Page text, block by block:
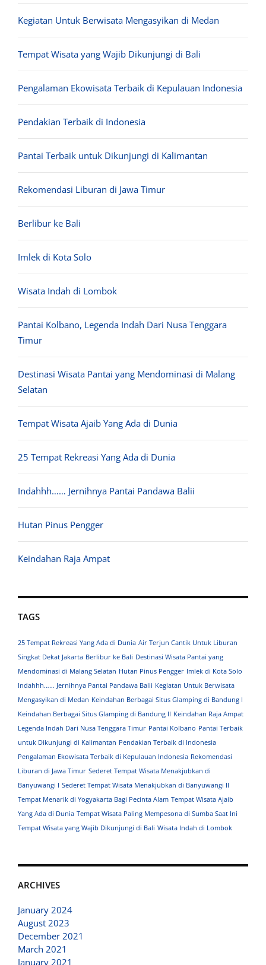
Kegiatan Untuk Berwisata Mengasyikan di Medan
Tempat Wisata yang Wajib Dikunjungi di Bali
Pengalaman Ekowisata Terbaik di Kepulauan Indonesia
Pendakian Terbaik di Indonesia
Pantai Terbaik untuk Dikunjungi di Kalimantan
Rekomendasi Liburan di Jawa Timur
Berlibur ke Bali
Imlek di Kota Solo
Wisata Indah di Lombok
Pantai Kolbano, Legenda Indah Dari Nusa Tenggara
Timur
Destinasi Wisata Pantai yang Mendominasi di Malang
Selatan
Tempat Wisata Ajaib Yang Ada di Dunia
25 Tempat Rekreasi Yang Ada di Dunia
Indahhh…… Jernihnya Pantai Pandawa Balii
Hutan Pinus Pengger
Keindahan Raja Ampat
TAGS
25 Tempat Rekreasi Yang Ada di Dunia Air Terjun Cantik Untuk Liburan
Singkat Dekat Jakarta Berlibur ke Bali Destinasi Wisata Pantai yang
Mendominasi di Malang Selatan Hutan Pinus Pengger Imlek di Kota Solo
Indahhh…… Jernihnya Pantai Pandawa Balii Kegiatan Untuk Berwisata
Mengasyikan di Medan Keindahan Berbagai Situs Glamping di Bandung I
Keindahan Berbagai Situs Glamping di Bandung II Keindahan Raja Ampat
Legenda Indah Dari Nusa Tenggara Timur Pantai Kolbano Pantai Terbaik
untuk Dikunjungi di Kalimantan Pendakian Terbaik di Indonesia
Pengalaman Ekowisata Terbaik di Kepulauan Indonesia Rekomendasi
Liburan di Jawa Timur Sederet Tempat Wisata Menakjubkan di
Banyuwangi I Sederet Tempat Wisata Menakjubkan di Banyuwangi II
Tempat Menarik di Yogyakarta Bagi Pecinta Alam Tempat Wisata Ajaib
Yang Ada di Dunia Tempat Wisata Paling Mempesona di Sumba Saat Ini
Tempat Wisata yang Wajib Dikunjungi di Bali Wisata Indah di Lombok
ARCHIVES
January 2024
August 2023
December 2021
March 2021
January 2021